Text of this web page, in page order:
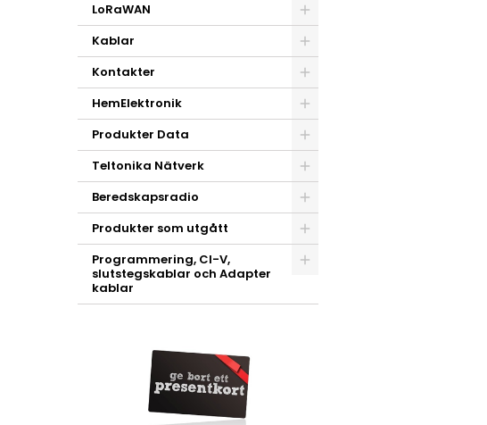
LoRaWAN
Kablar
Kontakter
HemElektronik
Produkter Data
Teltonika Nätverk
Beredskapsradio
Produkter som utgått
Programmering, CI-V,
slutstegskablar och Adapter
kablar